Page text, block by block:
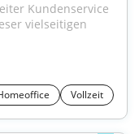
Kundenservice
vielseitigen
Vollzeit